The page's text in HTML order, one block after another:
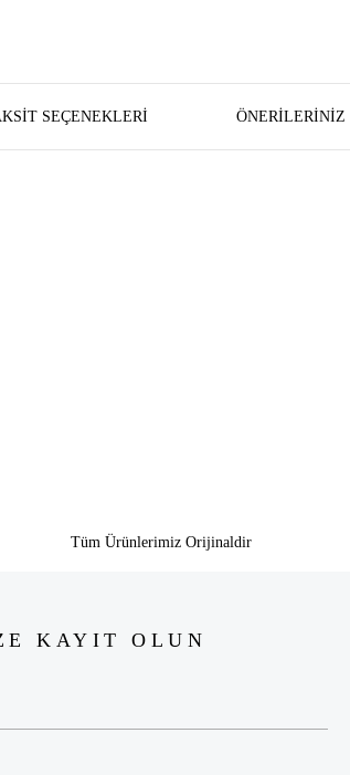
SEÇENEKLERI ÖNERILERINIZ
Tüm Ürünlerimiz Orijinaldir
KAYIT OLUN